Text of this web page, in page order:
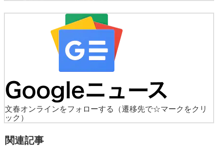
文春オンラインをフォローする
（遷移先で☆マークをクリ
ック）
関連記事